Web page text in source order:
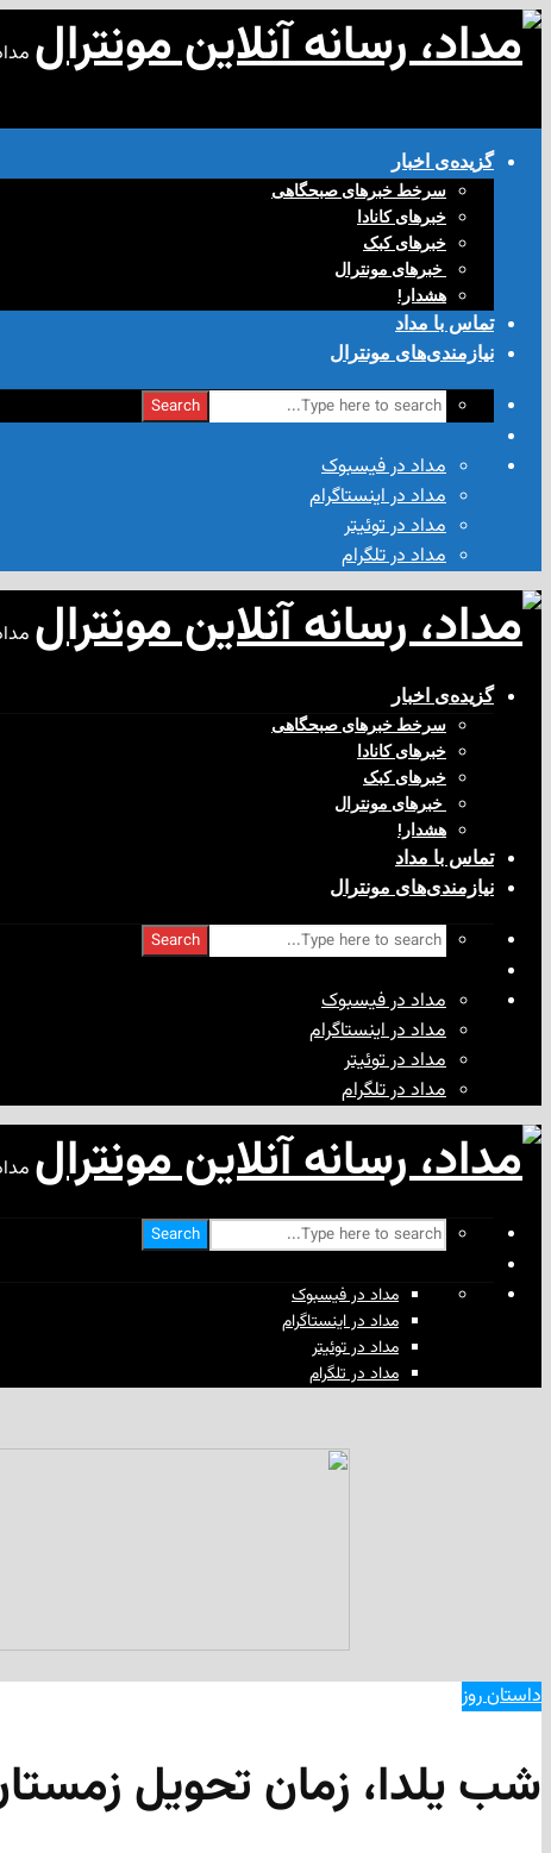
گزیده‌ی‌ اخبار
سرخط خبرهای صبحگاهی
خبرهای کانادا
خبرهای کبک
‌ خبرهای مونترال
هشدار!
تماس با مداد
نیازمندی‌های مونترال
Search
مداد در فیسبوک
مداد در اینستاگرام
مداد در توئیتر
مداد در تلگرام
گزیده‌ی‌ اخبار
سرخط خبرهای صبحگاهی
خبرهای کانادا
خبرهای کبک
‌ خبرهای مونترال
هشدار!
تماس با مداد
نیازمندی‌های مونترال
Search
مداد در فیسبوک
مداد در اینستاگرام
مداد در توئیتر
مداد در تلگرام
Search
مداد در فیسبوک
مداد در اینستاگرام
مداد در توئیتر
مداد در تلگرام
داستان روز
شب یلدا، زمان تحویل